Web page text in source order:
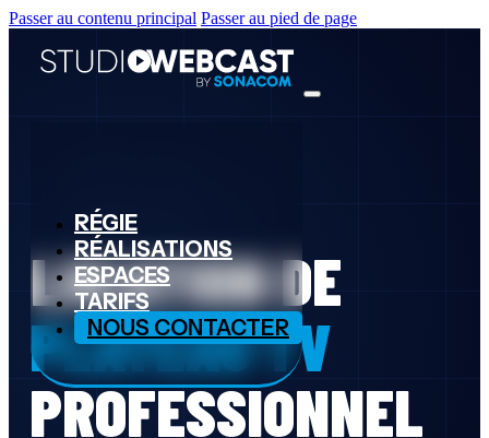
Passer au contenu principal Passer au pied de page
RÉGIE
RÉALISATIONS
ESPACES
TARIFS
NOUS CONTACTER
LOCATION DE
PLATEAU TV
PROFESSIONNEL